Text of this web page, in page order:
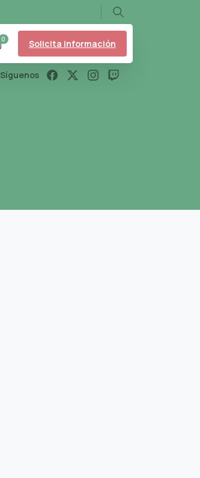
Search
0 Solicita información
Síguenos